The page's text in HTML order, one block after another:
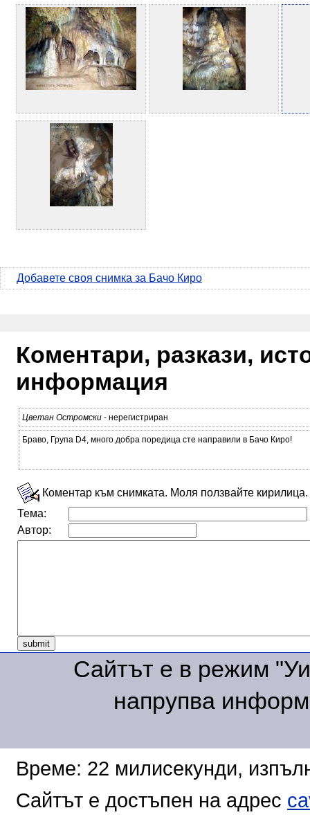
Добавете своя снимка за Бачо Киро
Коментари, разкази,
информация
Цветан Остромски - нерегистриран
Браво, Група D4, много добра поредица сте направили в Бачо Киро!
Коментар към снимката. Моля ползвайте кирилица.
Тема:
Автор:
Сайтът е в режим
напрупва
Време: 22 милисекунди,
Сайтът е достъпен на адрес